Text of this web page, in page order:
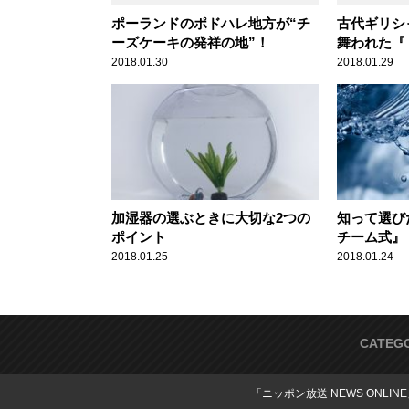
ポーランドのポドハレ地方が“チ
ーズケーキの発祥の地”！
2018.01.30
古代ギリ
舞われた
ーキのはじ
2018.01.29
加湿器の選ぶときに大切な2つの
ポイント
2018.01.25
知って選
チーム式
式』『ハ
2018.01.24
「ニッポン放送 NEWS